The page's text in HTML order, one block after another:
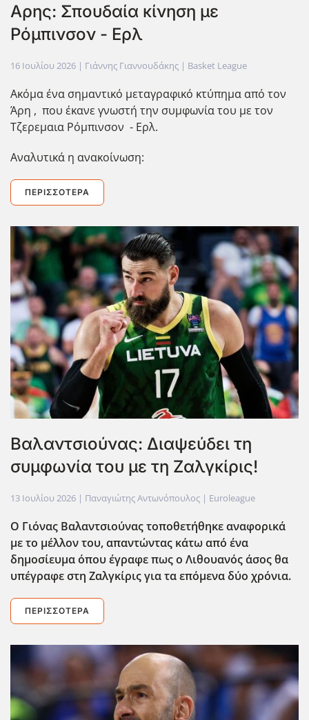
Αρης: Σπουδαία κίνηση με
Ρόμπινσον - Ερλ
16 Ιουλίου 2026 | Γιάννης Γιαννουδάκης | Basket League
Ακόμα ένα σημαντικό μεταγραφικό κτύπημα από τον
Άρη , που έκανε γνωστή την συμφωνία του με τον
Τζερεμαια Ρόμπινσον - Ερλ.
Αναλυτικά η ανακοίνωση:
ΠΕΡΙΣΣΌΤΕΡΑ
Βαλαντσιούνας: Διαψεύδει τη
συμφωνία του με τη Ζαλγκίρις!
13 Ιουλίου 2026 | Παναγιώτης Αντωνόπουλος | Euroleague
Ο Γιόνας Βαλαντσιούνας τοποθετήθηκε αναφορικά
με το μέλλον του, απαντώντας κάτω από ένα
δημοσίευμα όπου έγραφε πως ο Λιθουανός άσος θα
υπέγραφε στη Ζαλγκίρις για τα επόμενα δύο χρόνια.
ΠΕΡΙΣΣΌΤΕΡΑ